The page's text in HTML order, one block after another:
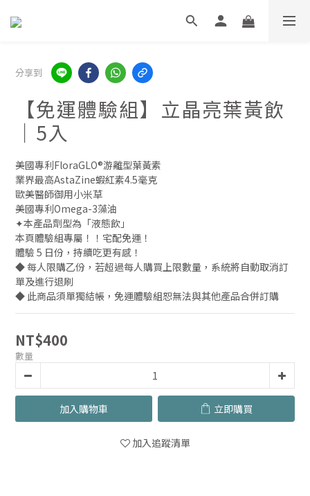
分享到
【免運體驗組】立晶亮葉黃飲
｜5入
美國專利FloraGLO®游離型葉黃素
業界最高AstaZine蝦紅素4.5毫克
歐美醫師御用小米草
美國專利Omega-3藻油
✦本產品劑型為「液態飲」
本頁體驗組專屬！！宅配免運！
體驗 5 日份，持續吃更有感！
◆ 每人限購乙份，若超過每人購買上限數量，系統將自動取消訂
單及進行退刷
◆ 此商品須單獨結帳，免運體驗組恕無法與其他產品合併訂購
NT$400
數量
加入購物車 立即購買
加入追蹤清單